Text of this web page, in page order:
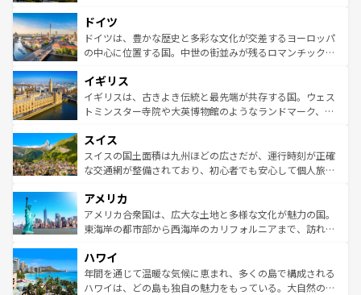
の城塞都市、穏やかなビーチリゾートまで多彩な表情を見
せる。地方によって風土や気候が異なるスペインはその個
性で訪れる人を魅了する。 なお、新着のスペイン情報はコ
で、幅広い魅力が詰まっている。華麗な宮殿、歴史的な大
聖堂、美しいビーチ、そして豊かな自然が、訪れる者を心
から魅了する。また、フランスは美食の国としても知ら
いる。シャンパンの発祥地であるランス、プロヴァンスの
香り高いラベンダー畑など、多彩な楽しみ方が可能だ。さ
らに、パリ以外の地域にも魅力が溢れており、どの街角に
れる地方に足を運ぶとそれぞれで全く異なる文化を体験で
きるだろう。 なお、新着のフランス情報はコンテンツ一覧
を参照してほしい。
ドイツ
ドイツは、豊かな歴史と多彩な文化が交差するヨーロッパ
の中心に位置する国。中世の街並みが残るロマンチック街
顔を持つこの国は、どこを歩いても飽きることがない。ベ
ルリンの文化的活気、バイエルン州のアルプスの絶景、そ
してライン川沿いのワイン畑といった風景は必見。ビール
は、お酒好きな人にはぜひ体験してほしい。 なお、新着の
ドイツ情報はコンテンツ一覧を参照してほしい。
イギリス
イギリスは、古きよき伝統と最先端が共存する国。ウェス
トミンスター寺院や大英博物館のようなランドマーク、歴
リアごとに異なる魅力がある。また、優雅なアフタヌーン
ティー、ビール好きにはたまらない英国パブ、サッカー観
戦など、本場だからこそできる体験も豊富。イギリスを旅
ンツ一覧を参照してほしい。
スイス
スイスの国土面積は九州ほどの広さだが、運行時刻が正確
な交通網が整備されており、初心者でも安心して個人旅行
の建物がそのまま残る町や、スイスならではのユニークな
博物館もあり、アルプス観光だけでなく町歩きも満喫する
ことができる。国民の所得が高いため物価も高いが、旅行
ば市内交通費無料で観光を楽しむこともできる。 なお、新
着のスイス情報はコンテンツ一覧 を参照してほしい。
アメリカ
アメリカ合衆国は、広大な土地と多様な文化が魅力の国。
東海岸の都市部から西海岸のカリフォルニアまで、訪れる
のような巨大都市は、観光、ショッピング、エンターテイ
ンメントが詰まった刺激的なスポットだ。一方、アメリカ
西部には大自然が広がり、グランドキャニオンやイエロー
ハワイ
年間を通じて温暖な気候に恵まれ、多くの島で構成される
ハワイは、どの島も独自の魅力をもっている。大自然の神